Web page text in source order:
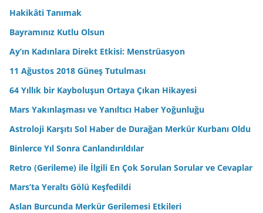
Hakikâti Tanımak
Bayramınız Kutlu Olsun
Ay’ın Kadınlara Direkt Etkisi: Menstrüasyon
11 Ağustos 2018 Güneş Tutulması
64 Yıllık bir Kayboluşun Ortaya Çıkan Hikayesi
Mars Yakınlaşması ve Yanıltıcı Haber Yoğunluğu
Astroloji Karşıtı Sol Haber de Durağan Merkür Kurbanı Oldu
Binlerce Yıl Sonra Canlandırıldılar
Retro (Gerileme) ile İlgili En Çok Sorulan Sorular ve Cevaplar
Mars’ta Yeraltı Gölü Keşfedildi
Aslan Burcunda Merkür Gerilemesi Etkileri